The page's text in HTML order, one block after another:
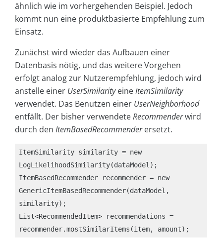
ähnlich wie im vorhergehenden Beispiel. Jedoch
kommt nun eine produktbasierte Empfehlung zum
Einsatz.
Zunächst wird wieder das Aufbauen einer
Datenbasis nötig, und das weitere Vorgehen
erfolgt analog zur Nutzerempfehlung, jedoch wird
anstelle einer UserSimilarity eineItemSimilarity
verwendet. Das Benutzen einer UserNeighborhood
entfällt. Der bisher verwendeteRecommenderwird
durch den ItemBasedRecommenderersetzt.
ItemSimilarity similarity = new
LogLikelihoodSimilarity(dataModel);
ItemBasedRecommender recommender = new
GenericItemBasedRecommender(dataModel,
similarity);
List<RecommendedItem> recommendations =